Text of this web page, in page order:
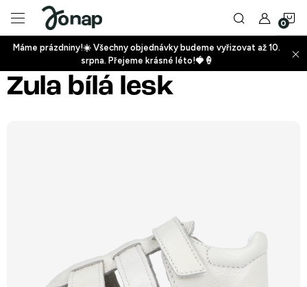
obsah
+
Máme prázdniny!☀️ Všechny objednávky budeme vyřizovat až 10.
srpna. Přejeme krásné léto!🍓🍦
Zula bílá lesk